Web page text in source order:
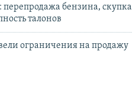
бензина, скупка
талонов
ограничения на продажу